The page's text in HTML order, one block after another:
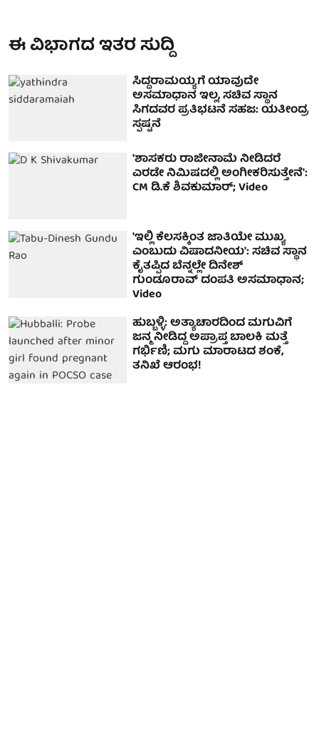
ಈ ವಿಭಾಗದ ಇತರ ಸುದ್ದಿ
ಸಿದ್ದರಾಮಯ್ಯಗೆ ಯಾವುದೇ
ಅಸಮಾಧಾನ ಇಲ್ಲ, ಸಚಿವ ಸ್ಥಾನ
ಸಿಗದವರ ಪ್ರತಿಭಟನೆ ಸಹಜ: ಯತೀಂದ್ರ
ಸ್ಪಷ್ಟನೆ
'ಶಾಸಕರು ರಾಜೀನಾಮೆ ನೀಡಿದರೆ
ಎರಡೇ ನಿಮಿಷದಲ್ಲಿ ಅಂಗೀಕರಿಸುತ್ತೇನೆ':
CM ಡಿ.ಕೆ ಶಿವಕುಮಾರ್; Video
'ಇಲ್ಲಿ ಕೆಲಸಕ್ಕಿಂತ ಜಾತಿಯೇ ಮುಖ್ಯ
ಎಂಬುದು ವಿಷಾದನೀಯ': ಸಚಿವ ಸ್ಥಾನ
ಕೈತಪ್ಪಿದ ಬೆನ್ನಲ್ಲೇ ದಿನೇಶ್
ಗುಂಡೂರಾವ್ ದಂಪತಿ ಅಸಮಾಧಾನ;
Video
ಹುಬ್ಬಳ್ಳಿ: ಅತ್ಯಾಚಾರದಿಂದ ಮಗುವಿಗೆ
ಜನ್ಮ ನೀಡಿದ್ದ ಅಪ್ರಾಪ್ತ ಬಾಲಕಿ ಮತ್ತೆ
ಗರ್ಭಿಣಿ; ಮಗು ಮಾರಾಟದ ಶಂಕೆ,
ತನಿಖೆ ಆರಂಭ!